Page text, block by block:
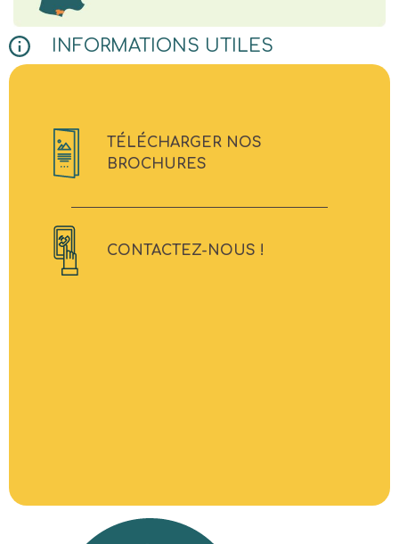
INFORMATIONS UTILES
TÉLÉCHARGER NOS
BROCHURES
CONTACTEZ-NOUS !